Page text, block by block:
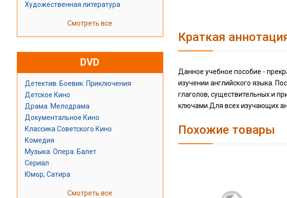
Художественная литература
Смотреть все
DVD
Детектив. Боевик. Приключения
Детское Кино
Драма. Мелодрама
Документальное Кино
Классика Советского Кино
Комедия
Музыка. Опера. Балет
Сериал
Юмор, Сатира
Смотреть все
Краткая
Данное учебное пособие -
изучении английского языка.
глаголов, существительных и
ключами.Для всех изучающих
Похожие товары